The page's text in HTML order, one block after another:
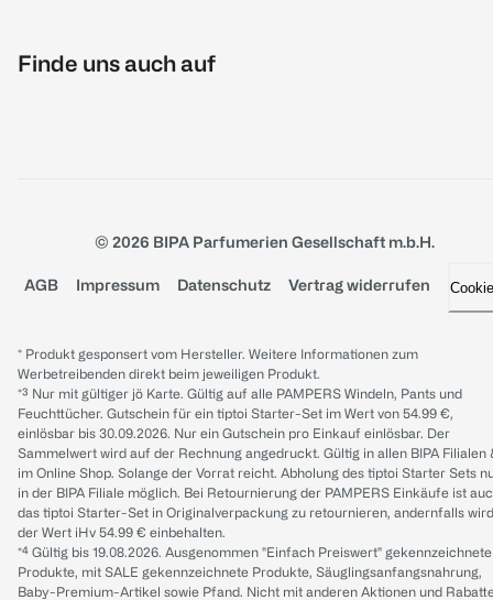
Finde uns auch auf
© 2026 BIPA Parfumerien Gesellschaft m.b.H.
AGB Impressum Datenschutz Vertrag widerrufen
* Produkt gesponsert vom Hersteller. Weitere Informationen zum
Werbetreibenden direkt beim jeweiligen Produkt.
*³ Nur mit gültiger jö Karte. Gültig auf alle PAMPERS Windeln, Pants und
Feuchttücher. Gutschein für ein tiptoi Starter-Set im Wert von 54.99 €,
einlösbar bis 30.09.2026. Nur ein Gutschein pro Einkauf einlösbar. Der
Sammelwert wird auf der Rechnung angedruckt. Gültig in allen BIPA Filialen
im Online Shop. Solange der Vorrat reicht. Abholung des tiptoi Starter Sets
in der BIPA Filiale möglich. Bei Retournierung der PAMPERS Einkäufe ist
das tiptoi Starter-Set in Originalverpackung zu retournieren, andernfalls wird
der Wert iHv 54.99 € einbehalten.
*⁴ Gültig bis 19.08.2026. Ausgenommen "Einfach Preiswert" gekennzeichnete
Produkte, mit SALE gekennzeichnete Produkte, Säuglingsanfangsnahrung,
Baby-Premium-Artikel sowie Pfand. Nicht mit anderen Aktionen und